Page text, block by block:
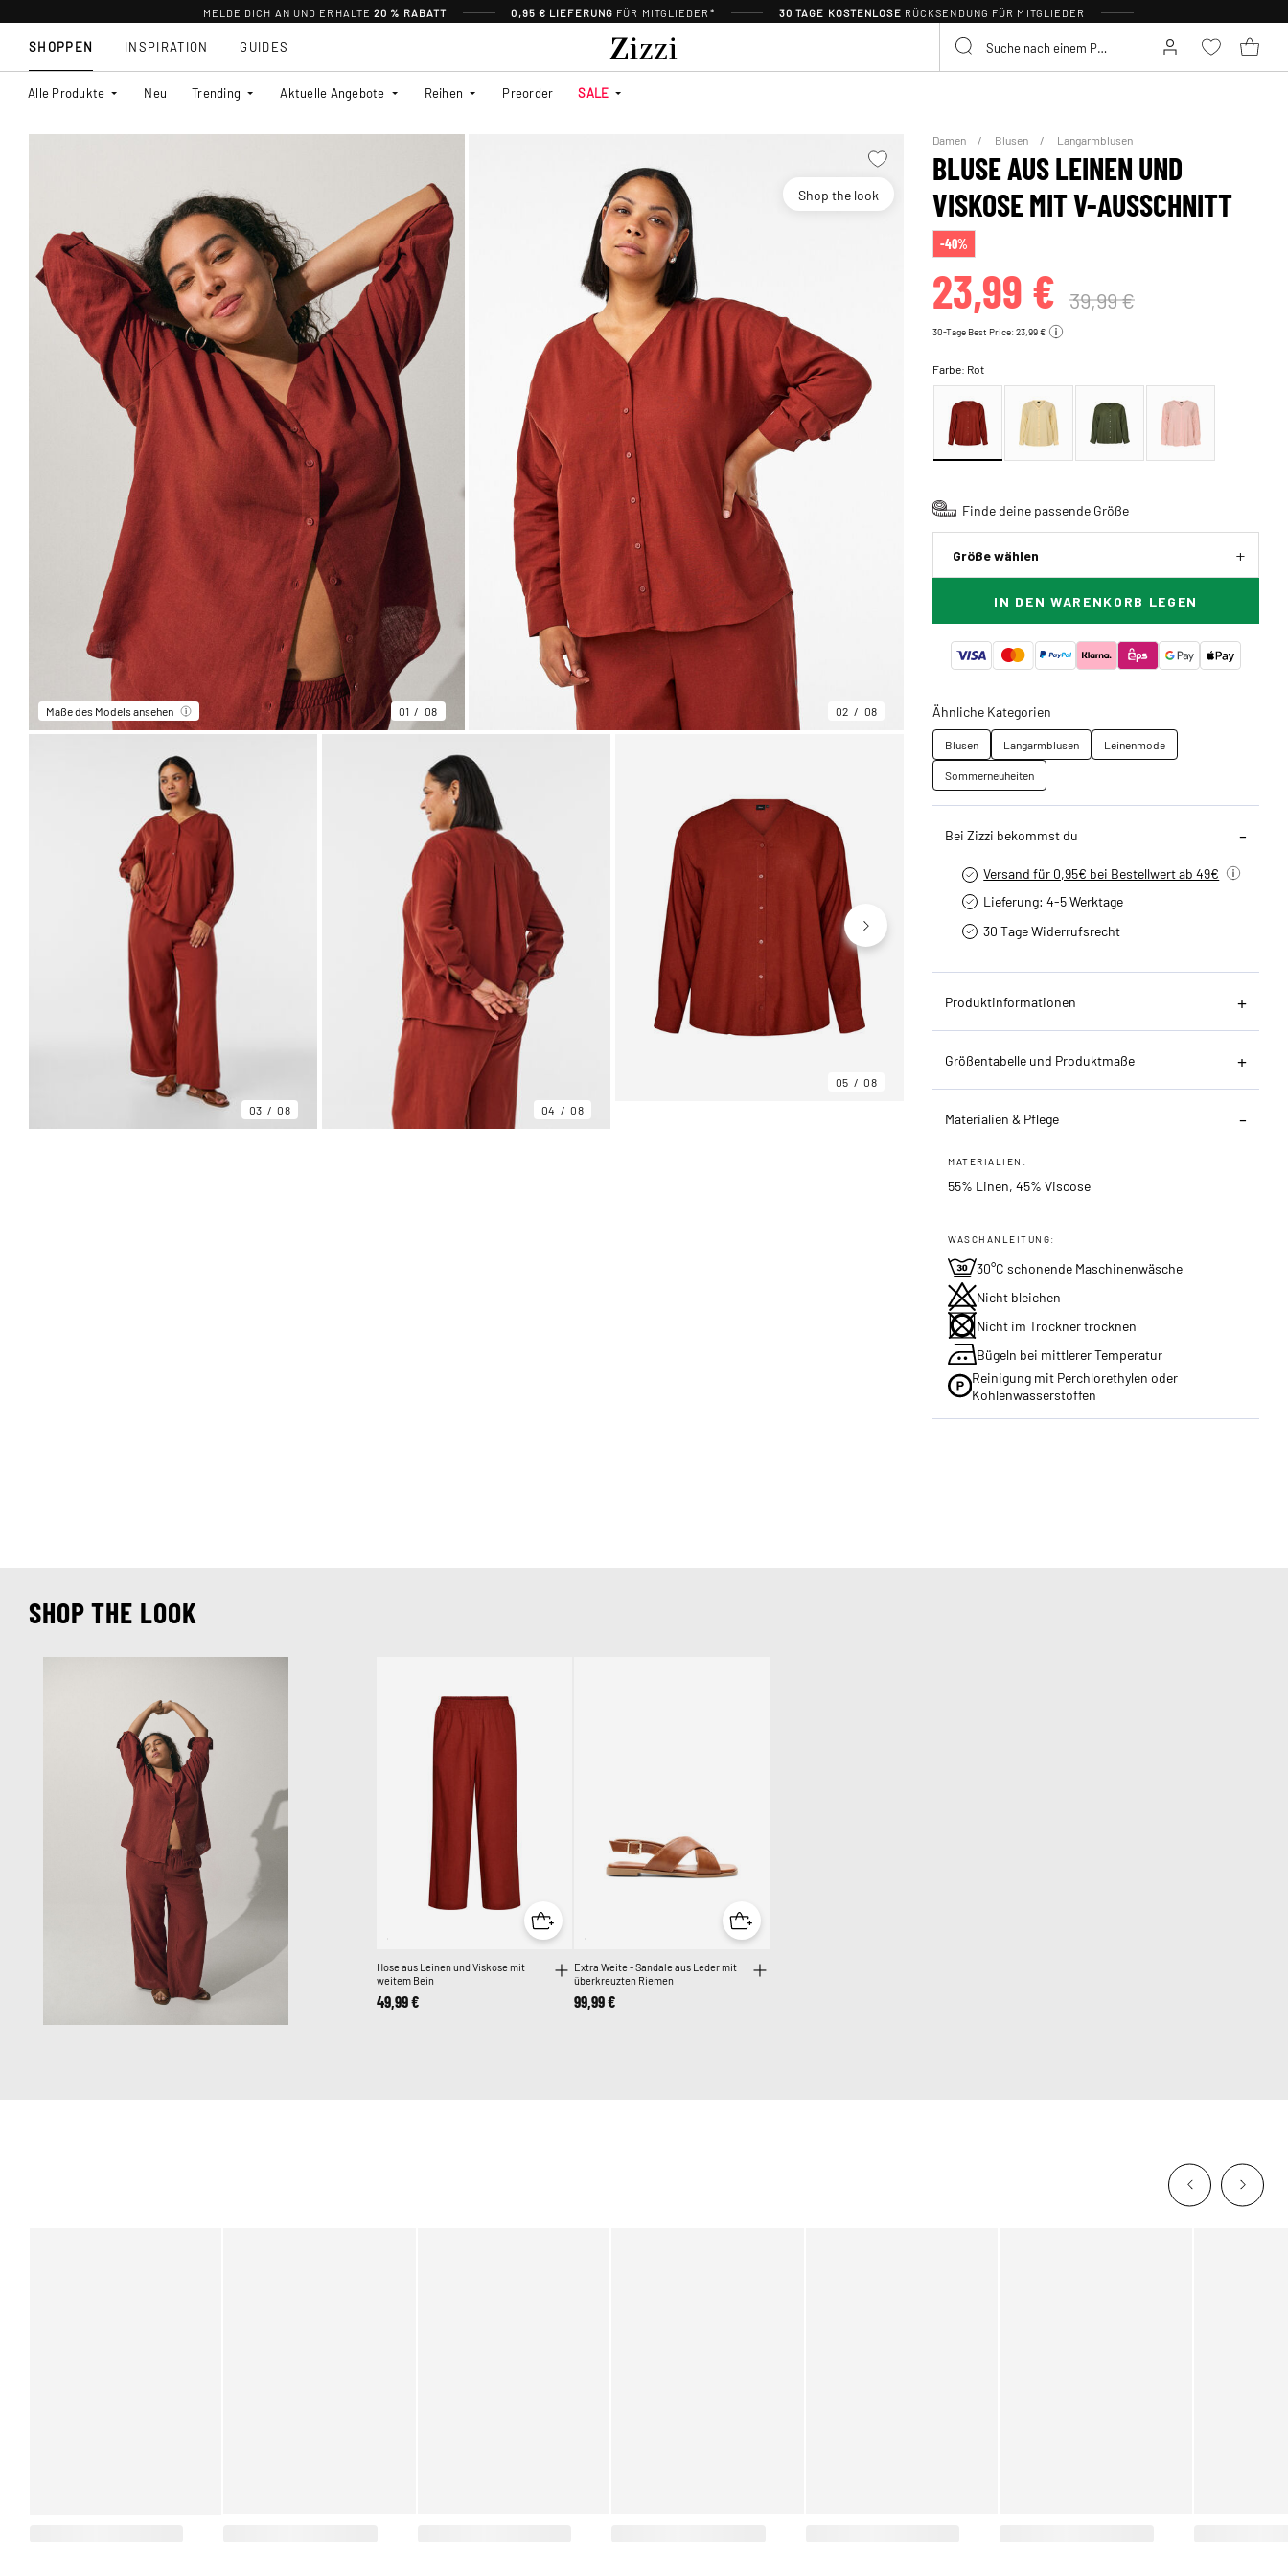
MELDE DICH AN UND ERHALTE20 % RABATT 0,95 € LIEFERUNG FÜR MITGLIEDER* 30 TAGE KOSTENLOSE RÜCKSENDUNG FÜR MITGLIEDER
SHOPPEN
Alle Produkte Neu Trending Aktuelle Angebote Reihen Preorder SALE
INSPIRATION GUIDES
Shop the look
Maße des Models ansehen 01 08 02 08
03 08 04 08
05 08
Damen Blusen Langarmblusen
BLUSE AUS LEINEN UND
VISKOSE MIT V-AUSSCHNITT
-40%
23,99 € 39,99 €
30-Tage Best Price: 23,99 €
Farbe: Rot
Finde deine passende Größe
Größe wählen
IN DEN WARENKORB LEGEN
Ähnliche Kategorien
Blusen Langarmblusen
Leinenmode
Sommerneuheiten
Bei Zizzi bekommst du
Versand für 0,95€ bei Bestellwert ab 49€
Lieferung: 4-5 Werktage
30 Tage Widerrufsrecht
Produktinformationen
Größentabelle und Produktmaße
Materialien & Pflege
MATERIALIEN:
55% Linen, 45% Viscose
WASCHANLEITUNG:
30°C schonende Maschinenwäsche
Nicht bleichen
Nicht im Trockner trocknen
Bügeln bei mittlerer Temperatur
Reinigung mit Perchlorethylen oder
Kohlenwasserstoffen
SHOP THE LOOK
Hose aus Leinen und Viskose mit
weitem Bein
49,99 €
Extra Weite - Sandale aus Leder mit
überkreuzten Riemen
99,99 €